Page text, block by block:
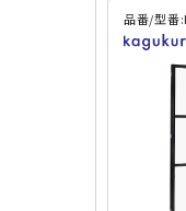
品番/型番: